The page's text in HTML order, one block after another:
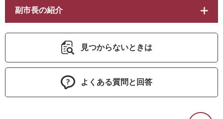
副市長の紹介
見つからないときは
よくある質問と回答